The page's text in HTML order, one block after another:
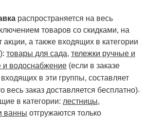
распространяется на весь
товаров со скидками, на
акции, а также входящих в категории
товары для сада, тележки ручные и
и водоснабжение (если в заказе
в эти группы, составляет
весь заказ доставляется бесплатно).
в категории: лестницы,
ванны отгружаются только